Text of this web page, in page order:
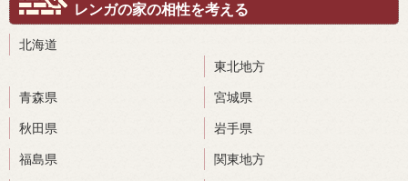
レンガの家の相性を考える
北海道
東北地方
青森県 宮城県
秋田県 岩手県
福島県 関東地方